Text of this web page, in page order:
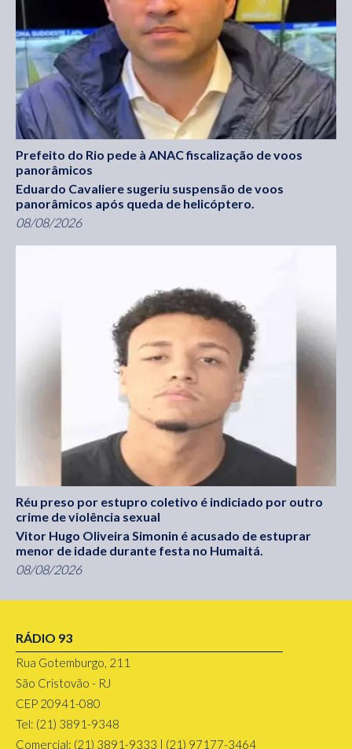
Prefeito do Rio pede à ANAC fiscalização de voos
panorâmicos
Eduardo Cavaliere sugeriu suspensão de voos
panorâmicos após queda de helicóptero.
08/08/2026
Réu preso por estupro coletivo é indiciado por outro
crime de violência sexual
Vitor Hugo Oliveira Simonin é acusado de estuprar
menor de idade durante festa no Humaitá.
08/08/2026
RÁDIO 93
Rua Gotemburgo, 211
São Cristovão - RJ
CEP 20941-080
Tel: (21) 3891-9348
Comercial: (21) 3891-9333 | (21) 97177-3464